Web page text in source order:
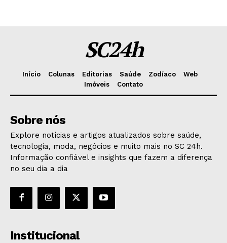
SC24h
Início Colunas Editorias Saúde Zodíaco
Web
Imóveis
Contato
Sobre nós
Explore notícias e artigos atualizados sobre saúde,
tecnologia, moda, negócios e muito mais no SC 24h.
Informação confiável e insights que fazem a diferença
no seu dia a dia
Institucional